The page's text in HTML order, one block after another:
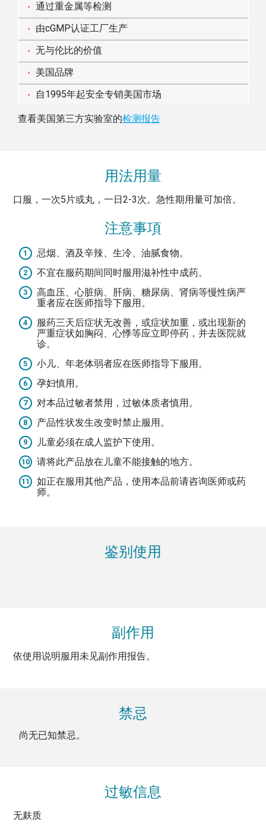
通过重金属等检测
由cGMP认证工厂生产
无与伦比的价值
美国品牌
自1995年起安全专销美国市场
查看美国第三方实验室的检测报告
用法用量
口服，一次5片或丸，一日2-3次。急性期用量可加倍。
注意事項
忌烟、酒及辛辣、生冷、油腻食物。
不宜在服药期间同时服用滋补性中成药。
高血压、心脏病、肝病、糖尿病、肾病等慢性病严
重者应在医师指导下服用。
服药三天后症状无改善，或症状加重，或出现新的
严重症状如胸闷、心悸等应立即停药，并去医院就
诊。
小儿、年老体弱者应在医师指导下服用。
孕妇慎用。
对本品过敏者禁用，过敏体质者慎用。
产品性状发生改变时禁止服用。
儿童必须在成人监护下使用。
请将此产品放在儿童不能接触的地方。
如正在服用其他产品，使用本品前请咨询医师或药
师。
鉴别使用
副作用
依使用说明服用未见副作用报告。
禁忌
尚无已知禁忌。
过敏信息
无麸质